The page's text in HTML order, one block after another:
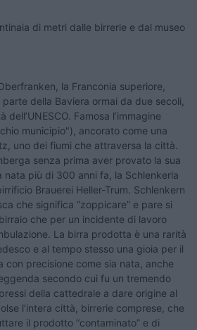
di metri dalle birrerie e dal museo
la Franconia superiore,
della Baviera ormai da due secoli,
dell’UNESCO. Famosa l’immagine
municipio"), ancorato come una
uno dei fiumi che attraversa la città.
senza prima aver provato la sua
nata più di 300 anni fa, la Schlenkerla
Brauerei Heller-Trum. Schlenkern
che significa “zoppicare” e pare si
che per un incidente di lavoro
La birra prodotta è una rarità
e al tempo stesso una gioia per il
con precisione come sia nata, anche
secondo cui fu un tremendo
della cattedrale a dare origine al
l’intera città, birrerie comprese, che
il prodotto “contaminato” e di